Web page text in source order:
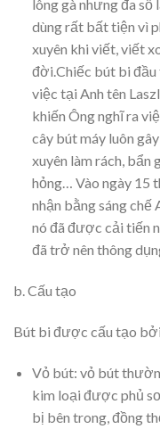
lông gà nhưng đa số
dùng rất bất tiện vì
xuyên khi viết, viết
đời.Chiếc bút bi đầu
việc tại Anh tên
khiến Ông nghĩ ra
cây bút máy luôn
xuyên làm rách,
hỏng… Vào ngày 15
nhận bằng sáng
nó đã được cải tiến
đã trở nên thông
b. Cấu tạo
Bút bi được cấu tạo
Vỏ bút: vỏ bút
kim loại được phủ
bị bên trong, đồng